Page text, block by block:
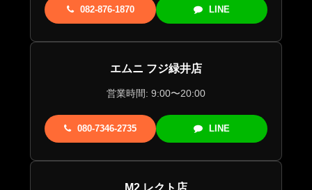
082-876-1870 LINE
エムニ フジ緑井店
営業時間: 9:00〜20:00
080-7346-2735 LINE